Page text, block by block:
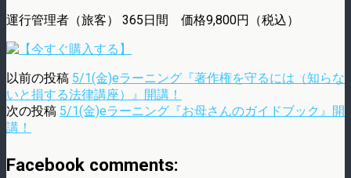
運行管理者（旅客） 365日間 価格9,800円（税込）
以前の投稿 5/1(金)eラーニング『著作権を守るには（知らな
いと損する法律講座）』開講！
次の投稿 5/1(金)eラーニング『お母さんのガイドブック』開
講！
Facebook comments: